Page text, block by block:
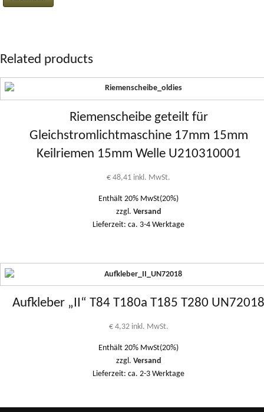
Related products
Riemenscheibe geteilt für
Gleichstromlichtmaschine 17mm 15mm
Keilriemen 15mm Welle U210310001
€ 48,41 inkl. MwSt.
Enthält 20% MwSt(20%)
zzgl. Versand
Lieferzeit: ca. 3-4 Werktage
Aufkleber „II“ T84 T180a T185 T280
€4,32 inkl. MwSt.
Enthält 20% MwSt(20%)
zzgl. Versand
Lieferzeit: ca. 2-3 Werktage